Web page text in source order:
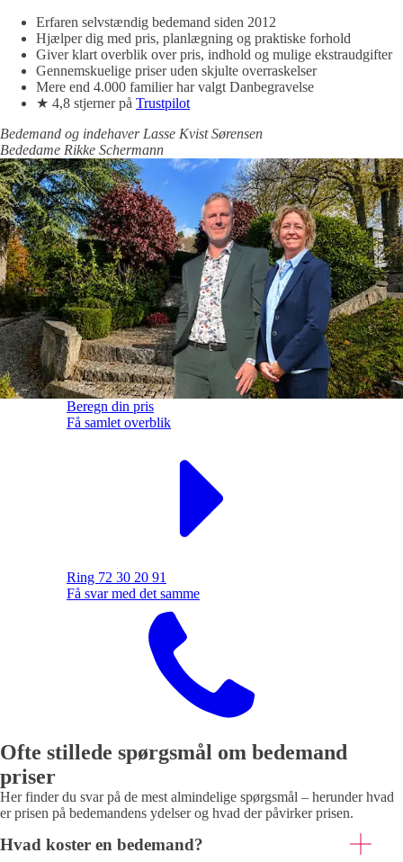
Erfaren selvstændig bedemand siden 2012
Hjælper dig med pris, planlægning og praktiske forhold
Giver klart overblik over pris, indhold og mulige ekstraudgifter
Gennemskuelige priser uden skjulte overraskelser
Mere end 4.000 familier har valgt Danbegravelse
★ 4,8 stjerner på Trustpilot
Bedemand og indehaver Lasse Kvist Sørensen
Bededame Rikke Schermann
Beregn din pris
Få samlet overblik
Ring 72 30 20 91
Få svar med det samme
Ofte stillede spørgsmål om bedemand
priser
Her finder du svar på de mest almindelige spørgsmål – herunder hvad
er prisen på bedemandens ydelser og hvad der påvirker prisen.
Hvad koster en bedemand?